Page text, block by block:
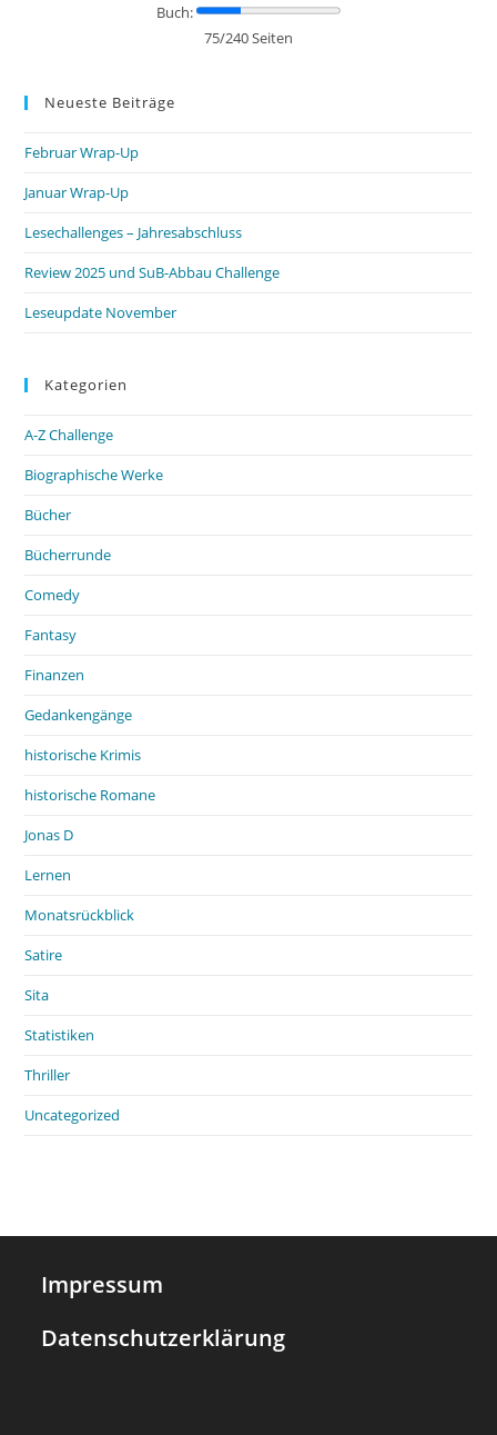
Buch:
75/240 Seiten
Neueste Beiträge
Februar Wrap-Up
Januar Wrap-Up
Lesechallenges – Jahresabschluss
Review 2025 und SuB-Abbau Challenge
Leseupdate November
Kategorien
A-Z Challenge
Biographische Werke
Bücher
Bücherrunde
Comedy
Fantasy
Finanzen
Gedankengänge
historische Krimis
historische Romane
Jonas D
Lernen
Monatsrückblick
Satire
Sita
Statistiken
Thriller
Uncategorized
Impressum
Datenschutzerklärung